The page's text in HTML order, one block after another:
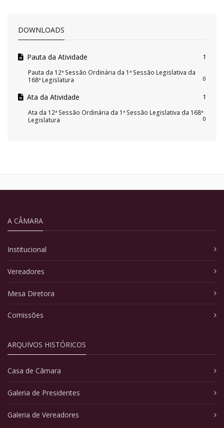
DOWNLOADS
Pauta da Atividade 1
Pauta da 12ª Sessão Ordinária da 1ª Sessão Legislativa da
168ª Legislatura
0
Ata da Atividade 1
Ata da 12ª Sessão Ordinária da 1ª Sessão Legislativa da 168ª
Legislatura
0
A CÂMARA
Institucional
Vereadores
Mesa Diretora
Comissões
ARQUIVOS HISTÓRICOS
Casa de Câmara
Galeria de Presidentes
Galeria de Vereadores